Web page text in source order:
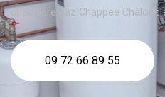
chaudière gaz Chappee Châlons
09 72 66 89 55